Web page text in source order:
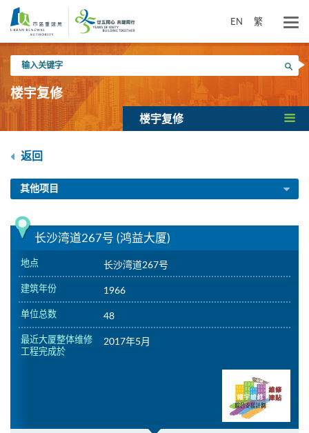
内
EN 繁
入
关
键
搜寻
楼宇复修
楼宇复修
返回
其他项目
长沙湾道267号 (鸿益大厦)
地点 长沙湾道267号
建筑年份 1966
单位总数 48
最近大厦整体维修
工程完成於
2017年5月